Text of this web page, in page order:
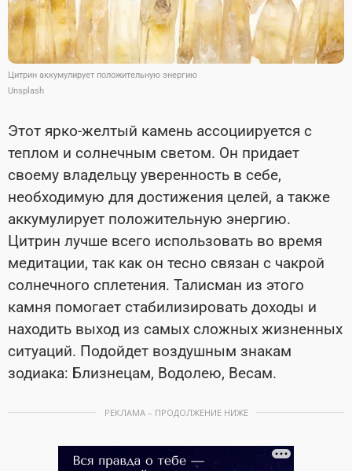
Цитрин аккумулирует положительную энергию
Unsplash
Этот ярко-желтый камень ассоциируется с
теплом и солнечным светом. Он придает
своему владельцу уверенность в себе,
необходимую для достижения целей, а также
аккумулирует положительную энергию.
Цитрин лучше всего использовать во время
медитации, так как он тесно связан с чакрой
солнечного сплетения. Талисман из этого
камня помогает стабилизировать доходы и
находить выход из самых сложных жизненных
ситуаций. Подойдет воздушным знакам
зодиака: Близнецам, Водолею, Весам.
РЕКЛАМА – ПРОДОЛЖЕНИЕ НИЖЕ